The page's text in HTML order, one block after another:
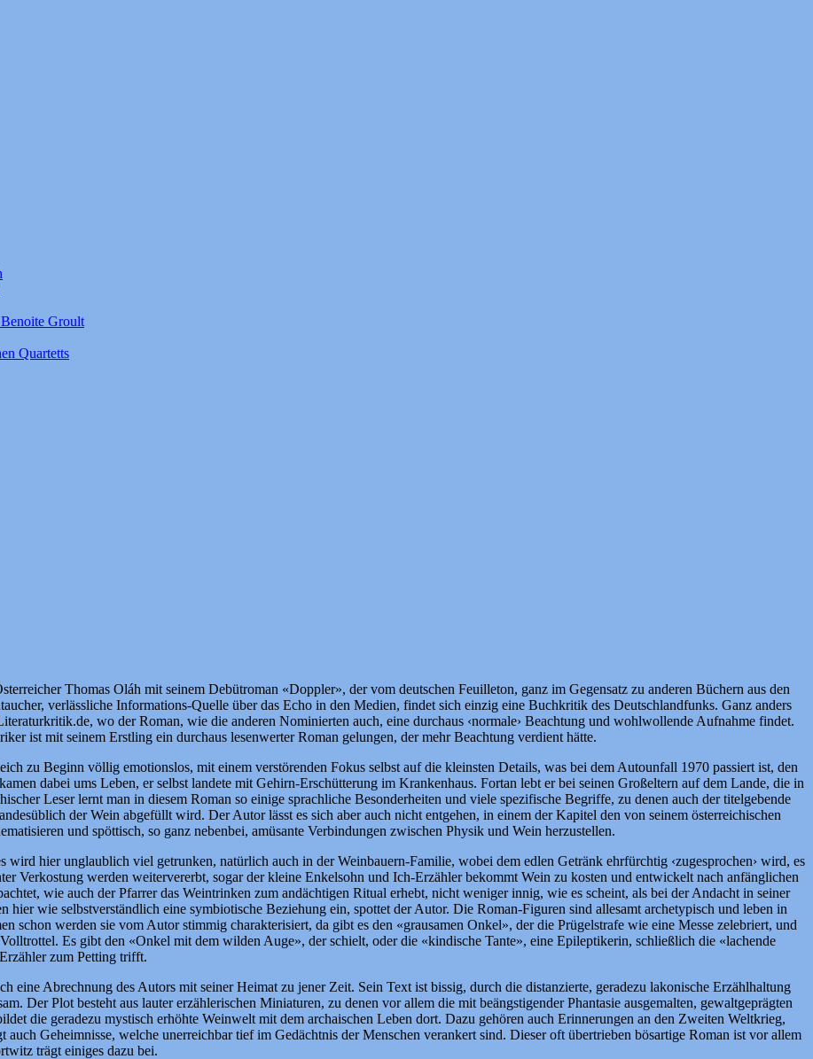
Groult
Quartetts
Thomas Oláh mit seinem Debütroman «Doppler», der vom deutschen Feuilleton, ganz im Gegensatz zu anderen Büchern aus den
verlässliche Informations-Quelle über das Echo in den Medien, findet sich einzig eine Buchkritik des Deutschlandfunks. Ganz anders
wo der Roman, wie die anderen Nominierten auch, eine durchaus ‹normale› Beachtung und wohlwollende Aufnahme findet.
ist mit seinem Erstling ein durchaus lesenwerter Roman gelungen, der mehr Beachtung verdient hätte.
zu Beginn völlig emotionslos, mit einem verstörenden Fokus selbst auf die kleinsten Details, was bei dem Autounfall 1970 passiert ist, den
dabei ums Leben, er selbst landete mit Gehirn-Erschütterung im Krankenhaus. Fortan lebt er bei seinen Großeltern auf dem Lande, die in
Leser lernt man in diesem Roman so einige sprachliche Besonderheiten und viele spezifische Begriffe, zu denen auch der titelgebende
der Wein abgefüllt wird. Der Autor lässt es sich aber auch nicht entgehen, in einem der Kapitel den von seinem österreichischen
und spöttisch, so ganz nebenbei, amüsante Verbindungen zwischen Physik und Wein herzustellen.
wird hier unglaublich viel getrunken, natürlich auch in der Weinbauern-Familie, wobei dem edlen Getränk ehrfürchtig ‹zugesprochen› wird, es
Verkostung werden weitervererbt, sogar der kleine Enkelsohn und Ich-Erzähler bekommt Wein zu kosten und entwickelt nach anfänglichen
wie auch der Pfarrer das Weintrinken zum andächtigen Ritual erhebt, nicht weniger innig, wie es scheint, als bei der Andacht in seiner
wie selbstverständlich eine symbiotische Beziehung ein, spottet der Autor. Die Roman-Figuren sind allesamt archetypisch und leben in
schon werden sie vom Autor stimmig charakterisiert, da gibt es den «grausamen Onkel», der die Prügelstrafe wie eine Messe zelebriert, und
Es gibt den «Onkel mit dem wilden Auge», der schielt, oder die «kindische Tante», eine Epileptikerin, schließlich die «lachende
zum Petting trifft.
eine Abrechnung des Autors mit seiner Heimat zu jener Zeit. Sein Text ist bissig, durch die distanzierte, geradezu lakonische Erzählhaltung
Der Plot besteht aus lauter erzählerischen Miniaturen, zu denen vor allem die mit beängstigender Phantasie ausgemalten, gewaltgeprägten
die geradezu mystisch erhöhte Weinwelt mit dem archaischen Leben dort. Dazu gehören auch Erinnerungen an den Zweiten Weltkrieg,
Geheimnisse, welche unerreichbar tief im Gedächtnis der Menschen verankert sind. Dieser oft übertrieben bösartige Roman ist vor allem
trägt einiges dazu bei.